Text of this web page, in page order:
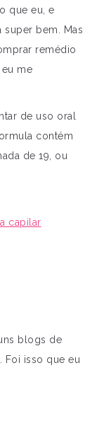
que eu, e
super bem. Mas
remédio
me
de uso oral
contém
de 19, ou
capilar
blogs de
Foi isso que eu